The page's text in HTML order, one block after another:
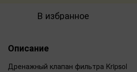
В избранное
Описание
Дренажный клапан фильтра Kripsol